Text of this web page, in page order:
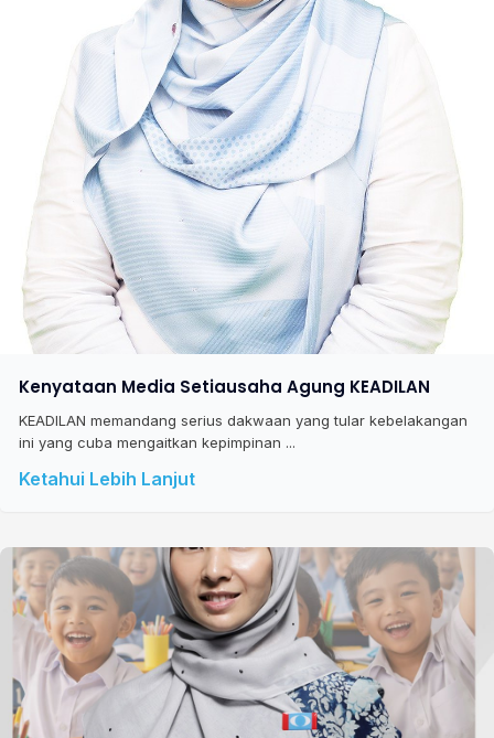
Kenyataan Media Setiausaha Agung KEADILAN
KEADILAN memandang serius dakwaan yang tular kebelakangan
ini yang cuba mengaitkan kepimpinan ...
Ketahui Lebih Lanjut